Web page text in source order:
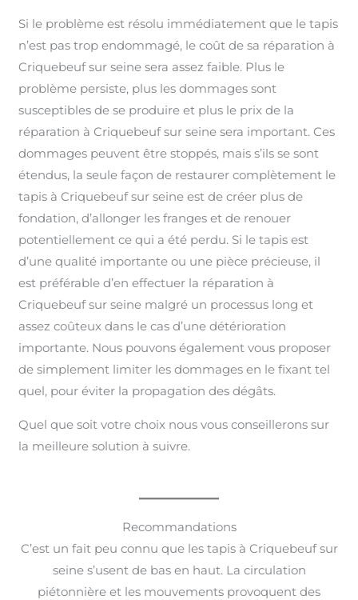
Si le problème est résolu immédiatement que le tapis
n’est pas trop endommagé, le coût de sa réparation à
Criquebeuf sur seine sera assez faible. Plus le
problème persiste, plus les dommages sont
susceptibles de se produire et plus le prix de la
réparation à Criquebeuf sur seine sera important. Ces
dommages peuvent être stoppés, mais s’ils se sont
étendus, la seule façon de restaurer complètement le
tapis à Criquebeuf sur seine est de créer plus de
fondation, d’allonger les franges et de renouer
potentiellement ce qui a été perdu. Si le tapis est
d’une qualité importante ou une pièce précieuse, il
est préférable d’en effectuer la réparation à
Criquebeuf sur seine malgré un processus long et
assez coûteux dans le cas d’une détérioration
importante. Nous pouvons également vous proposer
de simplement limiter les dommages en le fixant tel
quel, pour éviter la propagation des dégâts.
Quel que soit votre choix nous vous conseillerons sur
la meilleure solution à suivre.
Recommandations
C’est un fait peu connu que les tapis à Criquebeuf sur
seine s’usent de bas en haut. La circulation
piétonnière et les mouvements provoquent des